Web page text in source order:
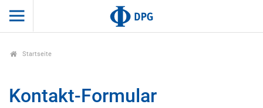
Startseite
Kontakt-Formular